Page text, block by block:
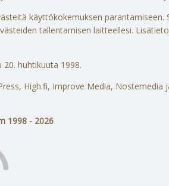
käyttökokemuksen parantamiseen.
tallentamisen laitteellesi.
huhtikuuta 1998.
High.fi, Improve Media, Nostemedia
1998 - 2026